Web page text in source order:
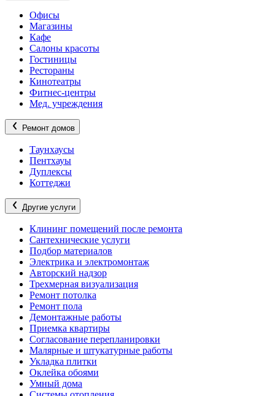
Офисы
Магазины
Кафе
Салоны красоты
Гостиницы
Рестораны
Кинотеатры
Фитнес-центры
Мед. учреждения
Ремонт домов
Таунхаусы
Пентхауы
Дуплексы
Коттеджи
Другие услуги
Клининг помещений после ремонта
Сантехнические услуги
Подбор материалов
Электрика и электромонтаж
Авторский надзор
Трехмерная визуализация
Ремонт потолка
Ремонт пола
Демонтажные работы
Приемка квартиры
Согласование перепланировки
Малярные и штукатурные работы
Укладка плитки
Оклейка обоями
Умный дома